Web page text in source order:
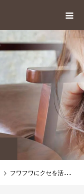
フワフワにクセを活かす術をお教えします。